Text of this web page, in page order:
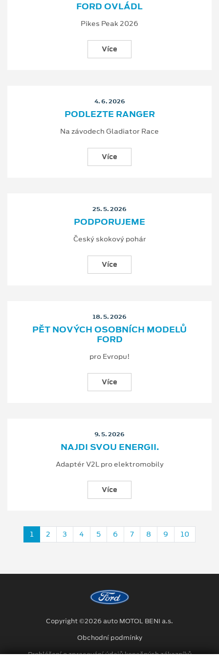
FORD OVLÁDL
Pikes Peak 2026
Více
4. 6. 2026
PODLEZTE RANGER
Na závodech Gladiator Race
Více
25. 5. 2026
PODPORUJEME
Český skokový pohár
Více
18. 5. 2026
PĚT NOVÝCH OSOBNÍCH MODELŮ
FORD
pro Evropu!
Více
9. 5. 2026
NAJDI SVOU ENERGII.
Adaptér V2L pro elektromobily
Více
1 2 3 4 5 6 7 8 9 10
Copyright ©2026 auto MOTOL BENI a.s.
Obchodní podmínky
Prohlášení o zpracování údajů konečných zákazníků